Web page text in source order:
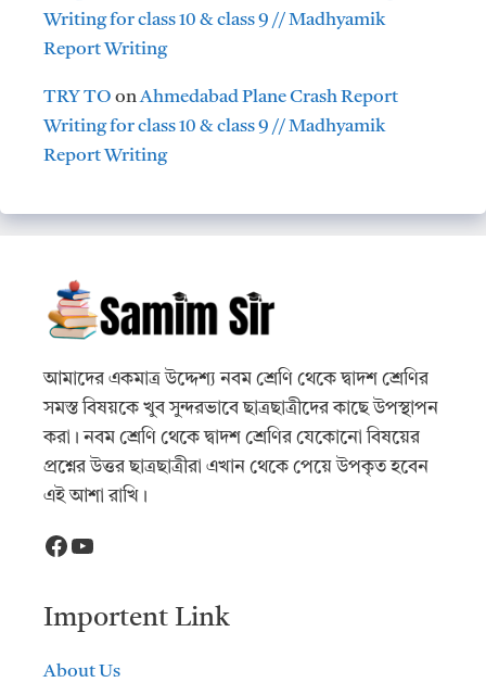
Writing for class 10 & class 9 // Madhyamik
Report Writing
TRY TO onAhmedabad Plane Crash Report
Writing for class 10 & class 9 // Madhyamik
Report Writing
আমাদের একমাত্র উদ্দেশ্য নবম শ্রেণি থেকে দ্বাদশ শ্রেণির
সমস্ত বিষয়কে খুব সুন্দরভাবে ছাত্রছাত্রীদের কাছে উপস্থাপন
করা। নবম শ্রেণি থেকে দ্বাদশ শ্রেণির যেকোনো বিষয়ের
প্রশ্নের উত্তর ছাত্রছাত্রীরা এখান থেকে পেয়ে উপকৃত হবেন
এই আশা রাখি।
Facebook
YouTube
Importent Link
About Us